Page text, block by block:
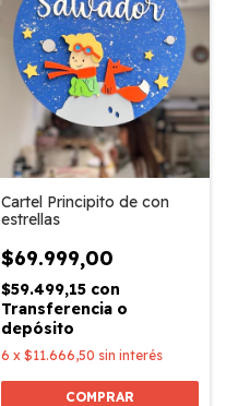
Cartel Principito de con
estrellas
$69.999,00
$59.499,15 con
Transferencia o
depósito
6 x $11.666,50 sin interés
COMPRAR